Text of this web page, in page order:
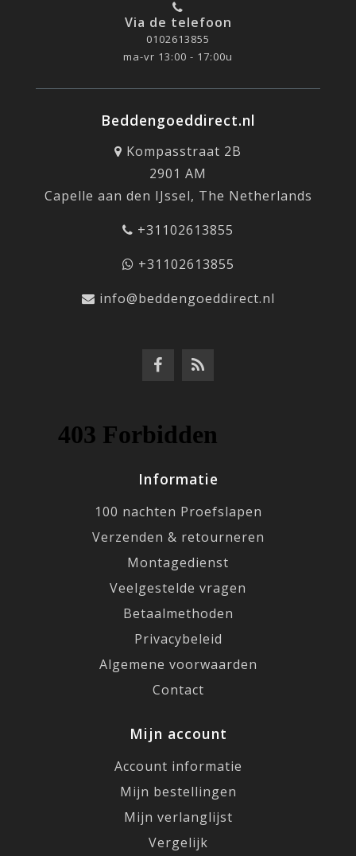
Via de telefoon
0102613855
ma-vr 13:00 - 17:00u
Beddengoeddirect.nl
Kompasstraat 2B
2901 AM
Capelle aan den IJssel, The Netherlands
+31102613855
+31102613855
info@beddengoeddirect.nl
Informatie
100 nachten Proefslapen
Verzenden & retourneren
Montagedienst
Veelgestelde vragen
Betaalmethoden
Privacybeleid
Algemene voorwaarden
Contact
Mijn account
Account informatie
Mijn bestellingen
Mijn verlanglijst
Vergelijk